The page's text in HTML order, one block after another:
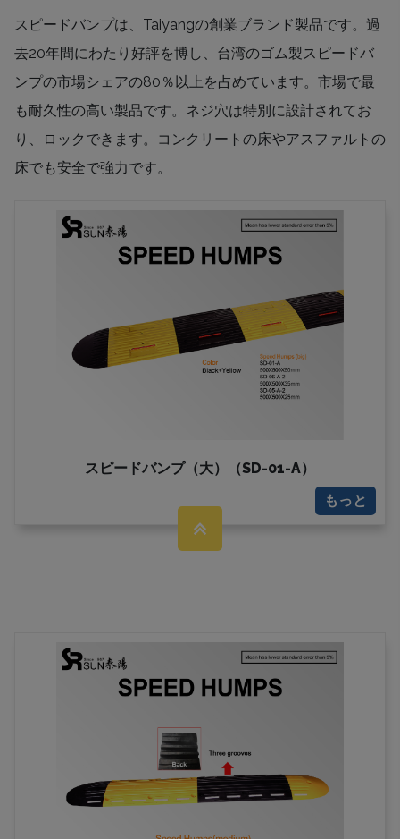
スピードバンプは、Taiyangの創業ブランド製品です。過
去20年間にわたり好評を博し、台湾のゴム製スピードバ
ンプの市場シェアの80％以上を占めています。市場で最
も耐久性の高い製品です。ネジ穴は特別に設計されてお
り、ロックできます。コンクリートの床やアスファルトの
床でも安全で強力です。
スピードバンプ（大）（SD-01-A）
もっと